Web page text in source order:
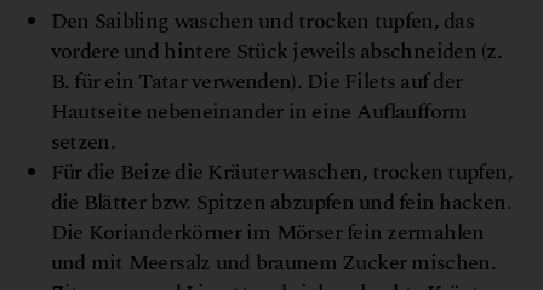
Den Saibling waschen und trocken tupfen, das
vordere und hintere Stück jeweils abschneiden (z.
B. für ein Tatar verwenden). Die Filets auf der
Hautseite nebeneinander in eine Auflaufform
setzen.
Für die Beize die Kräuter waschen, trocken tupfen,
die Blätter bzw. Spitzen abzupfen und fein hacken.
Die Korianderkörner im Mörser fein zermahlen
und mit Meersalz und braunem Zucker mischen.